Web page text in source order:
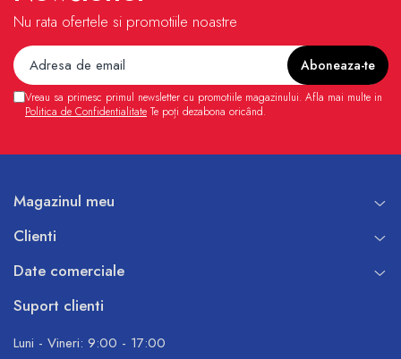
Nu rata ofertele si promotiile noastre
Vreau sa primesc primul newsletter cu promotiile magazinului. Afla mai multe in
Politica de Confidentialitate Te poți dezabona oricând.
Magazinul meu
Clienti
Date comerciale
Suport clienti
Luni - Vineri: 9:00 - 17:00